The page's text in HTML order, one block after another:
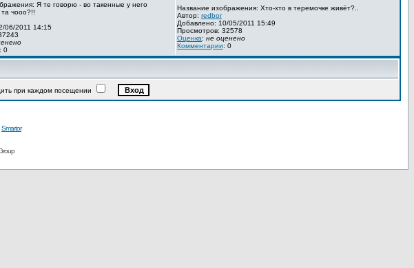
Я те говорю - во такенные у него
чооо?!!
06/2011 14:15
: 0
Название изображения: Хто-хто в теремочке живёт?..
Автор: redbor
Добавлено: 10/05/2011 15:49
Просмотров: 32578
Оценка: не оценено
Комментарии: 0
при каждом посещении
Smartor